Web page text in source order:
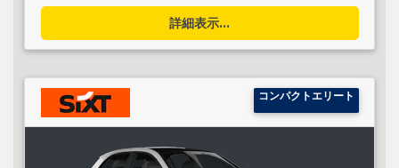
詳細表示...
コンパクトエリート